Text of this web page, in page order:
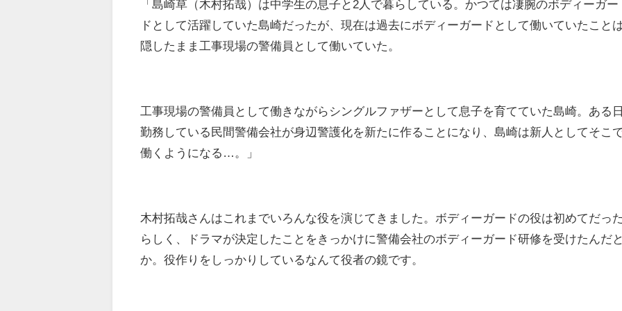
「島崎草（木村拓哉）は中学生の息子と2人で暮らしている。かつては凄腕のボディーガー
ドとして活躍していた島崎だったが、現在は過去にボディーガードとして働いていたこと
隠したまま工事現場の警備員として働いていた。
工事現場の警備員として働きながらシングルファザーとして息子を育てていた島崎。ある日
勤務している民間警備会社が身辺警護化を新たに作ることになり、島崎は新人としてそこ
働くようになる…。」
木村拓哉さんはこれまでいろんな役を演じてきました。ボディーガードの役は初めてだった
らしく、ドラマが決定したことをきっかけに警備会社のボディーガード研修を受けたんだと
か。役作りをしっかりしているなんて役者の鏡です。